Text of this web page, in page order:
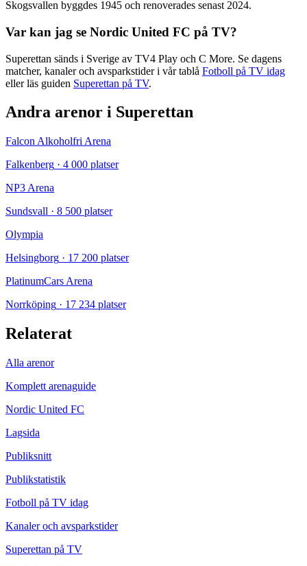
Skogsvallen byggdes 1945 och renoverades senast 2024.
Var kan jag se Nordic United FC på TV?
Superettan sänds i Sverige av TV4 Play och C More. Se dagens
matcher, kanaler och avsparkstider i vår tablå Fotboll på TV idag
eller läs guiden Superettan på TV.
Andra arenor i Superettan
Falcon Alkoholfri Arena
Falkenberg · 4 000 platser
NP3 Arena
Sundsvall · 8 500 platser
Olympia
Helsingborg · 17 200 platser
PlatinumCars Arena
Norrköping · 17 234 platser
Relaterat
Alla arenor
Komplett arenaguide
Nordic United FC
Lagsida
Publiksnitt
Publikstatistik
Fotboll på TV idag
Kanaler och avsparkstider
Superettan på TV